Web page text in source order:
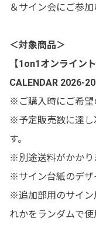
＆サイン会にご参加
＜対象商品＞
【1on1オンライン
CALENDAR 2026-
※ご購入時にご希望
※予定販売数に達し
す。
※別途送料がかかり
※サイン台紙のデザ
※追加部用のサイン
れかをランダムで使